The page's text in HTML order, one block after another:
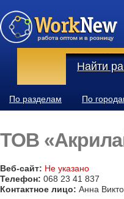
Найти
По разделам По
ТОВ
Веб-сайт: Не указано
Телефон: 068 23 41 837
Контактное лицо: Анна